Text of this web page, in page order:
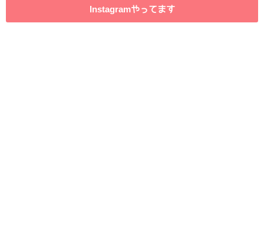
Instagramやってます